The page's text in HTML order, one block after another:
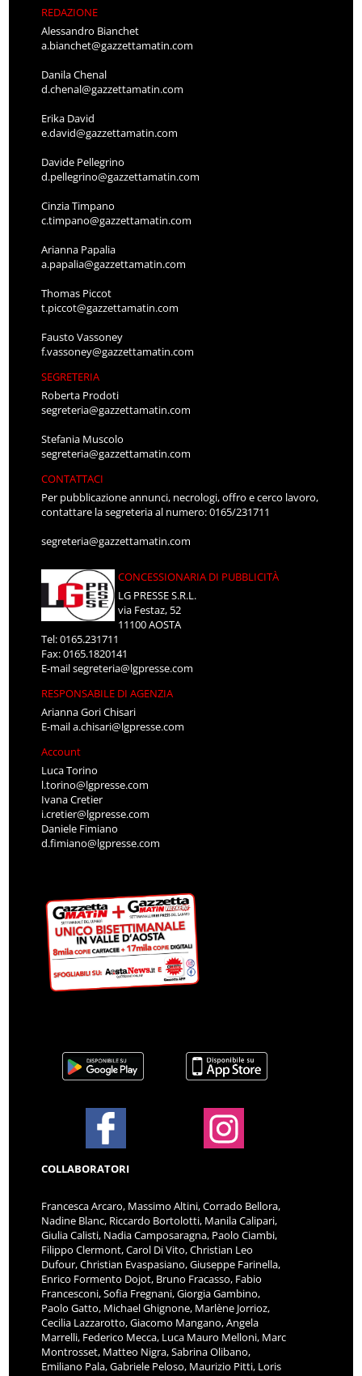
REDAZIONE
Alessandro Bianchet
a.bianchet@gazzettamatin.com
Danila Chenal
d.chenal@gazzettamatin.com
Erika David
e.david@gazzettamatin.com
Davide Pellegrino
d.pellegrino@gazzettamatin.com
Cinzia Timpano
c.timpano@gazzettamatin.com
Arianna Papalia
a.papalia@gazzettamatin.com
Thomas Piccot
t.piccot@gazzettamatin.com
Fausto Vassoney
f.vassoney@gazzettamatin.com
SEGRETERIA
Roberta Prodoti
segreteria@gazzettamatin.com
Stefania Muscolo
segreteria@gazzettamatin.com
CONTATTACI
Per pubblicazione annunci, necrologi, offro e cerco lavoro,
contattare la segreteria al numero: 0165/231711
segreteria@gazzettamatin.com
CONCESSIONARIA DI PUBBLICITÀ
LG PRESSE S.R.L.
via Festaz, 52
11100 AOSTA
Tel: 0165.231711
Fax: 0165.1820141
E-mailsegreteria@lgpresse.com
RESPONSABILE DI AGENZIA
Arianna Gori Chisari
E-maila.chisari@lgpresse.com
Account
Luca Torino
l.torino@lgpresse.com
Ivana Cretier
i.cretier@lgpresse.com
Daniele Fimiano
d.fimiano@lgpresse.com
COLLABORATORI
Francesca Arcaro, Massimo Altini, Corrado Bellora,
Nadine Blanc, Riccardo Bortolotti, Manila Calipari,
Giulia Calisti, Nadia Camposaragna, Paolo Ciambi,
Filippo Clermont, Carol Di Vito, Christian Leo
Dufour, Christian Evaspasiano, Giuseppe Farinella,
Enrico Formento Dojot, Bruno Fracasso, Fabio
Francesconi, Sofia Fregnani, Giorgia Gambino,
Paolo Gatto, Michael Ghignone, Marlène Jorrioz,
Cecilia Lazzarotto, Giacomo Mangano, Angela
Marrelli, Federico Mecca, Luca Mauro Melloni, Marc
Montrosset, Matteo Nigra, Sabrina Olibano,
Emiliano Pala, Gabriele Peloso, Maurizio Pitti, Loris